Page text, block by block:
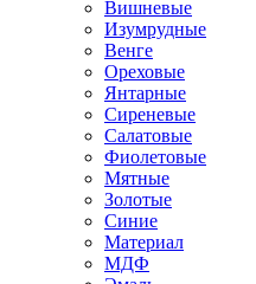
Вишневые
Изумрудные
Венге
Ореховые
Янтарные
Сиреневые
Салатовые
Фиолетовые
Мятные
Золотые
Синие
Материал
МДФ